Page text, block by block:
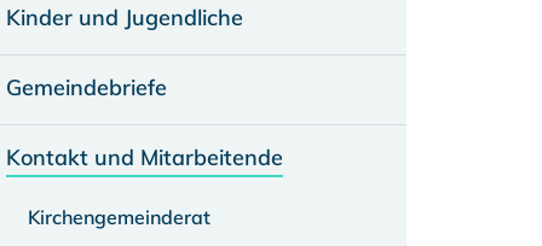
Kinder und Jugendliche
Gemeindebriefe
Kontakt und Mitarbeitende
Kirchengemeinderat